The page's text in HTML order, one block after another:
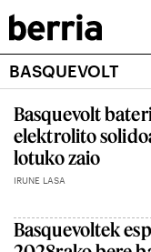
BASQUEVOLT
Basquevolt
elektrolito
lotuko zaio
IRUNE LASA
Basquevoltek